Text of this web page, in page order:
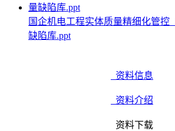
国企机电工程实体质量精细化管控
缺陷库.ppt
资料信息
资料介绍
资料下载